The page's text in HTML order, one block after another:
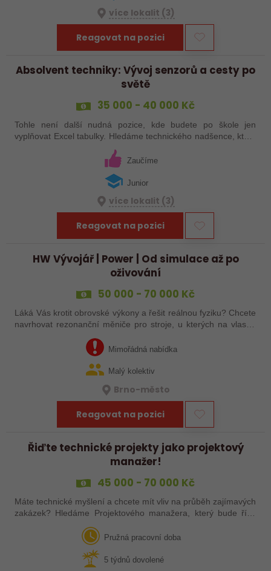
více lokalit (3)
Reagovat na pozici
Absolvent techniky: Vývoj senzorů a cesty po
světě
35 000 - 40 000 Kč
Tohle není další nudná pozice, kde budete po škole jen
vyplňovat Excel tabulky. Hledáme technického nadšence, který
chce nastartovat kariéru jinak – sbalit notebook, vzít do ruky
Zaučíme
Junior
více lokalit (3)
Reagovat na pozici
HW Vývojář | Power | Od simulace až po
oživování
50 000 - 70 000 Kč
Láká Vás krotit obrovské výkony a řešit reálnou fyziku? Chcete
navrhovat rezonanční měniče pro stroje, u kterých na vlastní
oči uvidíte, jak se díky Vaší elektronice taví kov? Zapomeňte
Mimořádná nabídka
Malý kolektiv
Brno-město
Reagovat na pozici
Řiďte technické projekty jako projektový
manažer!
45 000 - 70 000 Kč
Máte technické myšlení a chcete mít vliv na průběh zajímavých
zakázek? Hledáme Projektového manažera, který bude řídit
Pružná pracovní doba
5 týdnů dovolené